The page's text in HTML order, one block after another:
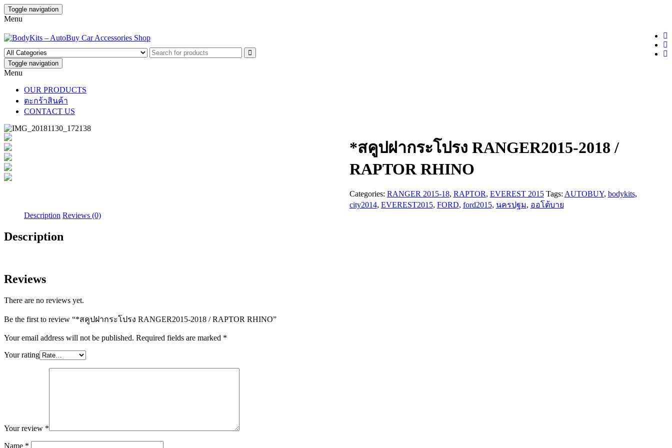
Toggle navigation
Menu
Toggle navigation
Menu
OUR PRODUCTS
ตะกร้าสินค้า
CONTACT US
*สคูปฝากระโปรง RANGER2015-2018 /
RAPTOR RHINO
Categories: RANGER 2015-18, RAPTOR, EVEREST 2015 Tags: AUTOBUY, bodykits,
city2014, EVEREST2015, FORD, ford2015, นครปฐม, ออโต้บาย
Description Reviews (0)
Description
Reviews
There are no reviews yet.
Be the first to review “*สคูปฝากระโปรง RANGER2015-2018 / RAPTOR RHINO”
Your email address will not be published. Required fields are marked *
Your rating
Your review *
Name *